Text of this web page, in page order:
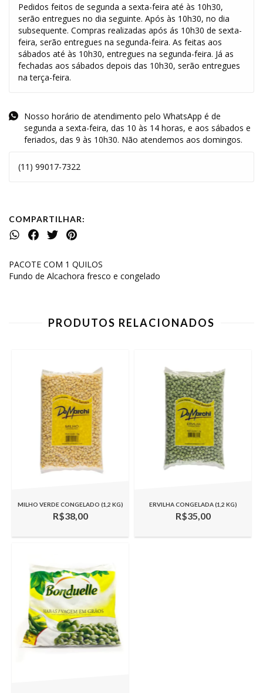
Pedidos feitos de segunda a sexta-feira até às 10h30,
serão entregues no dia seguinte. Após às 10h30, no dia
subsequente. Compras realizadas após ás 10h30 de sexta-
feira, serão entregues na segunda-feira. As feitas aos
sábados até às 10h30, entregues na segunda-feira. Já as
fechadas aos sábados depois das 10h30, serão entregues
na terça-feira.
Nosso horário de atendimento pelo WhatsApp é de
segunda a sexta-feira, das 10 às 14 horas, e aos sábados e
feriados, das 9 às 10h30. Não atendemos aos domingos.
(11) 99017-7322
COMPARTILHAR:
PACOTE COM 1 QUILOS
Fundo de Alcachora fresco e congelado
PRODUTOS RELACIONADOS
MILHO VERDE CONGELADO (1,2 KG)
R$38,00
ERVILHA CONGELADA (1,2 KG)
R$35,00